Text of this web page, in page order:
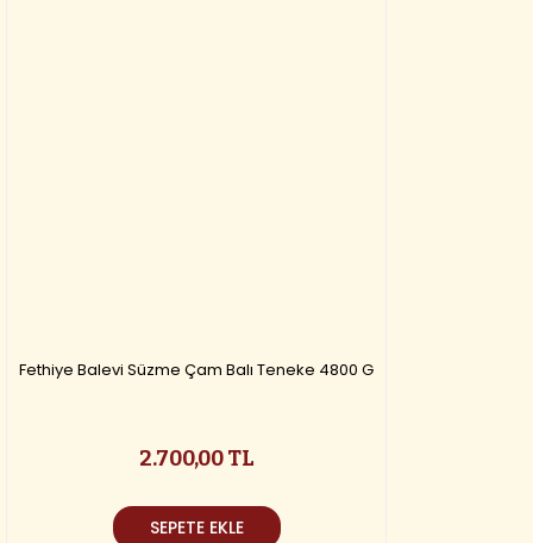
Fethiye Balevi Süzme Çam Balı Teneke 4800 G
2.700,00 TL
SEPETE EKLE